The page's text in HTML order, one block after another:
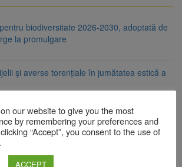
biodiversitate 2026-2030, adoptată de
la promulgare
și averse torențiale în jumătatea estică a
după ce și-ar fi agresat soția de două
condus pe polițiști la cioate. Bărbat prins în
our website to give you the most
by remembering your preferences and
“Accept”, you consent to the use of
ACCEPT